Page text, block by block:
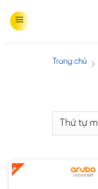
Trang chủ /